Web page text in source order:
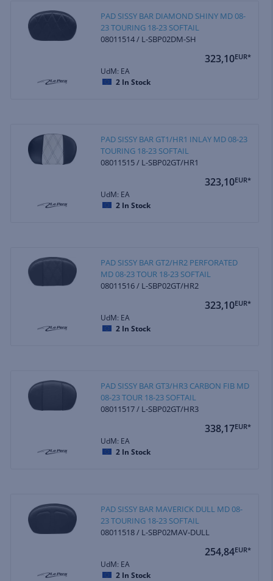
PAD SISSY BAR DIAMOND SHINY MD 08-
23 TOURING 18-23 SOFTAIL
08011514 / L-SBP02DM-SH
323,10EUR*
UdM: EA
2 In Stock
PAD SISSY BAR GT1/HR1 INLAY MD 08-23
TOURING 18-23 SOFTAIL
08011515 / L-SBP02GT/HR1
323,10EUR*
UdM: EA
2 In Stock
PAD SISSY BAR GT2/HR2 PERFORATED
MD 08-23 TOUR 18-23 SOFTAIL
08011516 / L-SBP02GT/HR2
323,10EUR*
UdM: EA
2 In Stock
PAD SISSY BAR GT3/HR3 CARBON FIB MD
08-23 TOUR 18-23 SOFTAIL
08011517 / L-SBP02GT/HR3
338,17EUR*
UdM: EA
2 In Stock
PAD SISSY BAR MAVERICK DULL MD 08-
23 TOURING 18-23 SOFTAIL
08011518 / L-SBP02MAV-DULL
254,84EUR*
UdM: EA
2 In Stock